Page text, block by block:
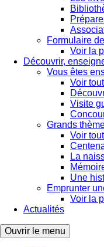
Formulaire
Voir la
Découvrir,
Vous êtes
Voir
Visite
Grands
Voir
La
Une
Emprunter
Voir la
Actualités
Ouvrir le menu